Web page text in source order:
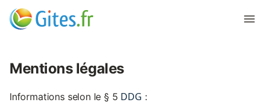
Mentions légales
Informations selon le § 5 DDG :